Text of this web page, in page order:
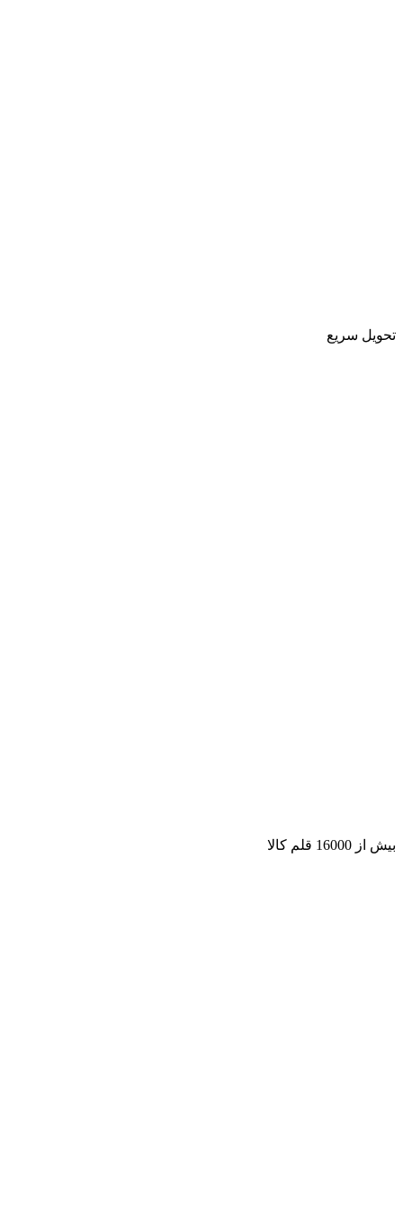
تحویل سریع
بیش از 16000 قلم کالا